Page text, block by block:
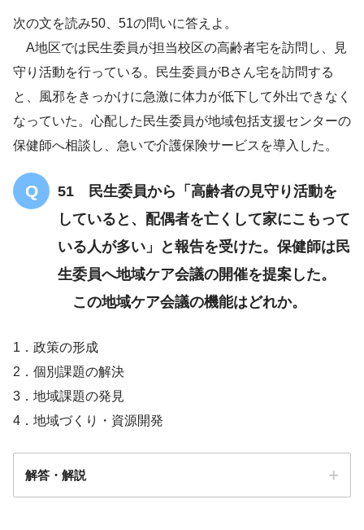
次の文を読み50、51の問いに答えよ。
A地区では民生委員が担当校区の高齢者宅を訪問し、見
守り活動を行っている。民生委員がBさん宅を訪問する
と、風邪をきっかけに急激に体力が低下して外出できなく
なっていた。心配した民生委員が地域包括支援センターの
保健師へ相談し、急いで介護保険サービスを導入した。
51 民生委員から「高齢者の見守り活動を
していると、配偶者を亡くして家にこもって
いる人が多い」と報告を受けた。保健師は民
生委員へ地域ケア会議の開催を提案した。
この地域ケア会議の機能はどれか。
1．政策の形成
2．個別課題の解決
3．地域課題の発見
4．地域づくり・資源開発
解答・解説